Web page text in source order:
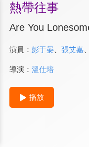
熱帶往事
Are You
演員： 彭于晏、 張艾嘉、
導演： 溫仕培
播放